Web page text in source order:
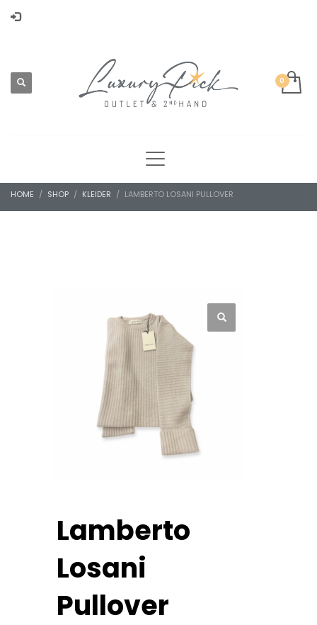
HOME SHOP KLEIDER LAMBERTO LOSANI PULLOVER
Lamberto
Losani
Pullover